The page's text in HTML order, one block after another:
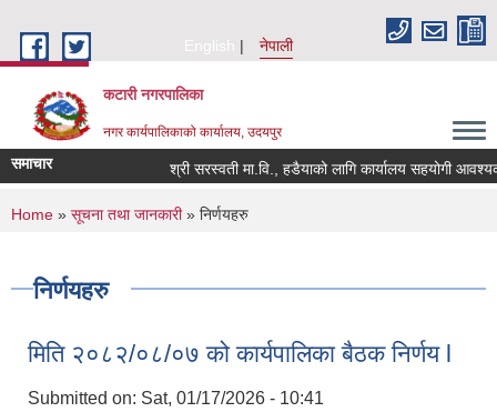
English
नेपाली
कटारी नगरपालिका
नगर कार्यपालिकाको कार्यालय, उदयपुर
समाचार श्री सरस्वती मा.वि., हडैयाको लागि कार्यालय सहयोगी
You are here
Home » सूचना तथा जानकारी» निर्णयहरु
निर्णयहरु
मिति २०८२/०८/०७ को कार्यपालिका बैठक निर्णय l
Submitted on: Sat, 01/17/2026 - 10:41